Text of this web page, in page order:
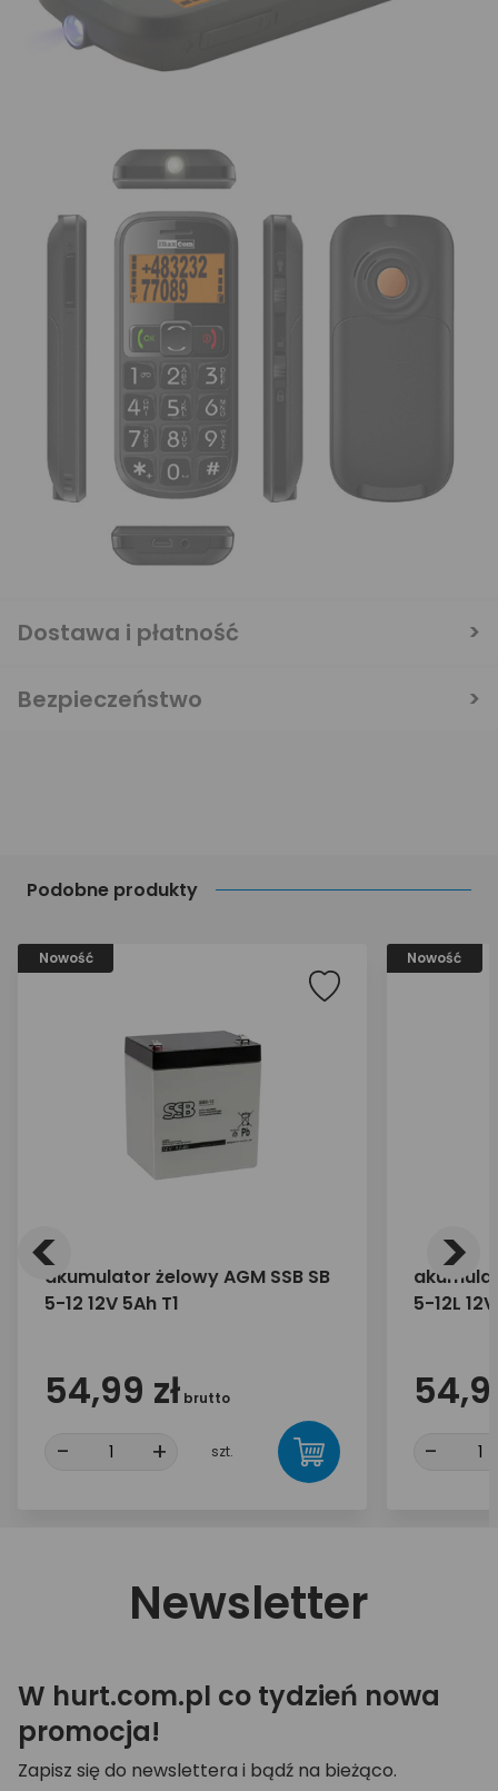
Podobne produkty
Nowość
akumulator żelowy AGM SSB SB
5-12 12V 5Ah T1
54,99 zł brutto
- + szt.
Nowość
5-12L
-
< >
Dostawa i płatność
Bezpieczeństwo
Newsletter
W hurt.com.pl co tydzień nowa
promocja!
Zapisz się do newslettera i bądź na bieżąco.